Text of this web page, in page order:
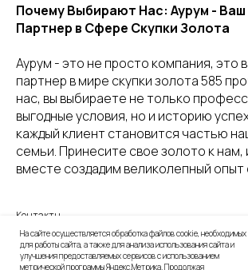
Почему Выбирают Нас: Аурум -
Партнер в Сфере Скупки Золота
Аурум - это не просто компания, это
партнер в мире скупки золота 585
нас, вы выбираете не только
выгодные условия, но и историю
каждый клиент становится частью
семьи. Принесите свое золото к нам,
вместе создадим великолепный опыт
Контакты
На сайте осуществляется обработка файлов cookie, необходимых
для работы сайта, а также для анализа использования сайта и
улучшения предоставляемых сервисов с использованием
метрической программы Яндекс.Метрика. Продолжая